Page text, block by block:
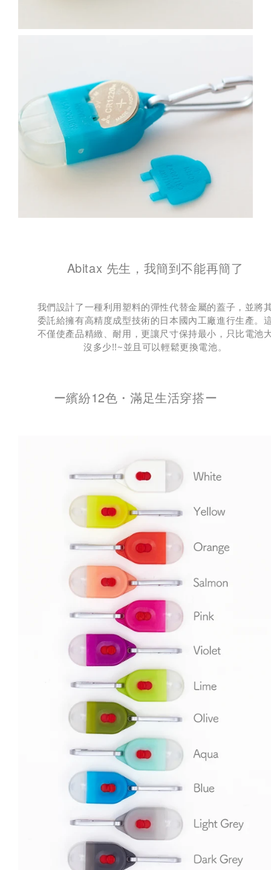
Abitax 先生，我簡到不能再簡了
我們設計了一種利用塑料的彈性代替金屬的蓋子，並將
委託給擁有高精度成型技術的日本國內工廠進行生產。
不僅使產品精緻、耐用，更讓尺寸保持最小，只比電池
沒多少!!~並且可以輕鬆更換電池。
ー繽紛12色・滿足生活穿搭ー